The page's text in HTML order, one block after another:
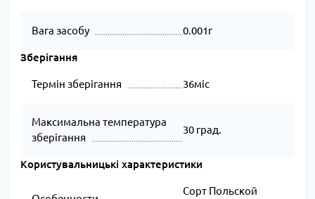
Вага засобу 0.001г
Зберігання
Термін зберігання 36міс
Максимальна температура
зберігання
30 град.
Користувальницькі характеристики
Сорт Польской